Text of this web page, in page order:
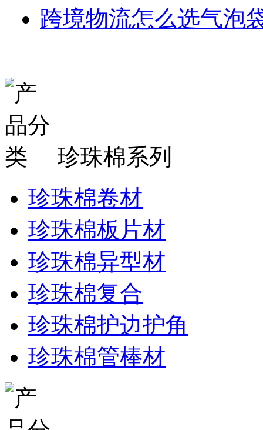
跨境物流怎么选气泡
珍珠棉系列
珍珠棉卷材
珍珠棉板片材
珍珠棉异型材
珍珠棉复合
珍珠棉护边护角
珍珠棉管棒材